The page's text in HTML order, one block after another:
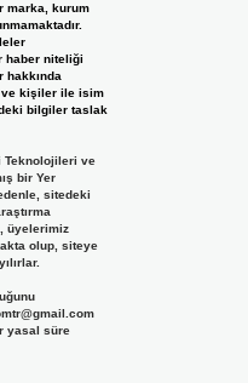
marka, kurum
haber niteliği
hakkında
ve kişiler ile isim
bilgiler taslak
Teknolojileri ve
bir Yer
sitedeki
üyelerimiz
olup, siteye
yasal süre